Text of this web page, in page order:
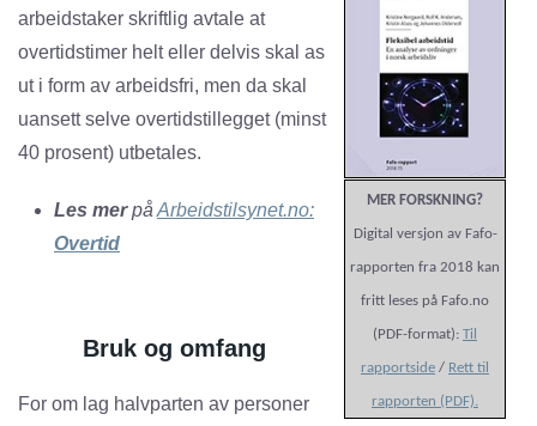
MER FORSKNING?
Digital versjon av Fafo-
rapporten fra 2018 kan
fritt leses på Fafo.no
(PDF-format): Til
rapportside / Rett til
rapporten (PDF).
arbeidstaker skriftlig avtale at
overtidstimer helt eller delvis skal as
ut i form av arbeidsfri, men da skal
uansett selve overtidstillegget (minst
40 prosent) utbetales.
Les merpåArbeidstilsynet.no:
Overtid
Bruk og omfang
For om lag halvparten av personer